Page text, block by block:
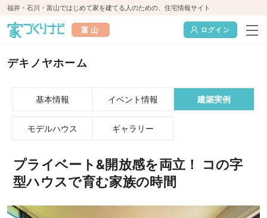
福井・石川・富山ではじめて家を建てる人のための、住宅情報サイト
富山 ログイン
デキノヤホーム
基本情報 イベント情報 建築実例
モデルハウス ギャラリー
プライベート&開放感を両立！ コの字
型ハウスで育む家族の時間